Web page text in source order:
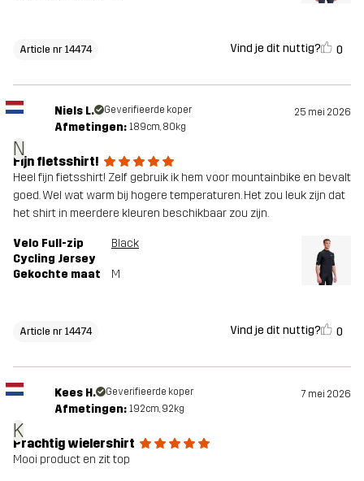
Article nr 14474 Vind je dit nuttig? 0
N
Niels L. Geverifieerde koper 25 mei 2026
Afmetingen: 189cm, 80kg
Fijn fietsshirt!
Heel fijn fietsshirt! Zelf gebruik ik hem voor mountainbike en bevalt
goed. Wel wat warm bij hogere temperaturen. Het zou leuk zijn dat
het shirt in meerdere kleuren beschikbaar zou zijn.
Velo Full-zip
Cycling Jersey
Black
Gekochte maat M
Article nr 14474 Vind je dit nuttig? 0
K
Kees H. Geverifieerde koper 7 mei 2026
Afmetingen: 192cm, 92kg
Prachtig wielershirt
Mooi product en zit top